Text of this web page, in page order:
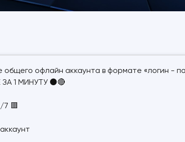
общего офлайн аккаунта в формате «логин -
1 МИНУТУ ⚫🔴
🟥